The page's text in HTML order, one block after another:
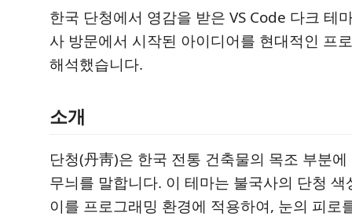
한국 단청에서 영감을 받은 VS Code 다크 테
사 방문에서 시작된 아이디어를 현대적인 프
해석했습니다.
소개
단청(丹靑)은 한국 전통 건축물의 목조 부분
무늬를 말합니다. 이 테마는 불국사의 단청
이를 프로그래밍 환경에 적용하여, 눈의 피로